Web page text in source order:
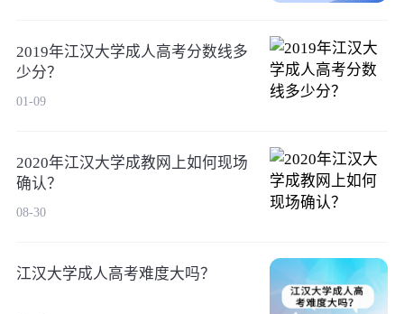
2019年江汉大学成人高考分数线多
少分？
01-09
2020年江汉大学成教网上如何现场
确认？
08-30
江汉大学成人高考难度大吗？